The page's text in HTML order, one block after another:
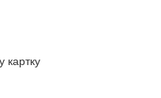
картку